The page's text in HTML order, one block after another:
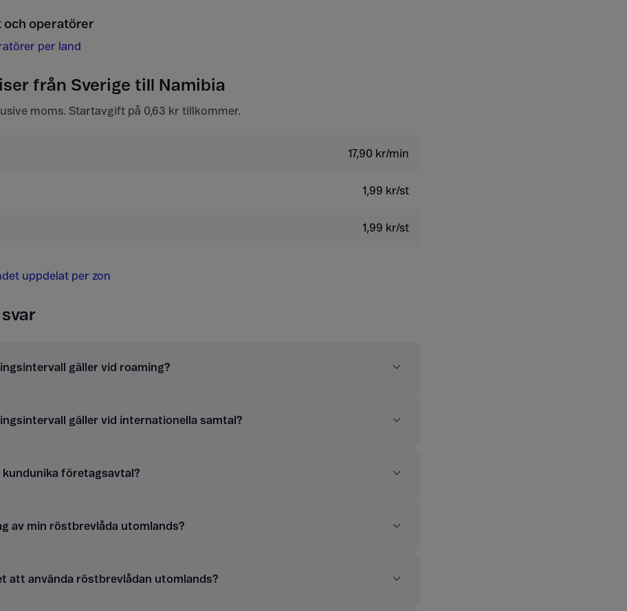
och operatörer
per land
från Sverige till Namibia
moms. Startavgift på 0,63 kr tillkommer.
17,90 kr/min
1,99 kr/st
1,99 kr/st
uppdelat per zon
gäller vid roaming?
gäller vid internationella samtal?
kundunika företagsavtal?
av min röstbrevlåda utomlands?
att använda röstbrevlådan utomlands?